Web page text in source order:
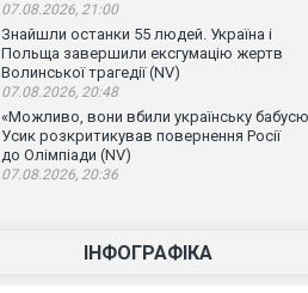
07.08.2026, 21:00
Знайшли останки 55 людей. Україна і
Польща завершили ексгумацію жертв
Волинської трагедії (NV)
07.08.2026, 20:48
«Можливо, вони вбили українську
Усик розкритикував повернення Росії
до Олімпіади (NV)
07.08.2026, 20:36
ІНФОГРАФІКА